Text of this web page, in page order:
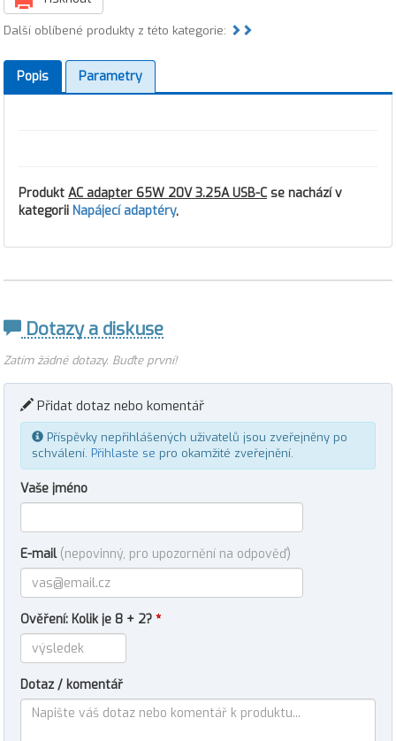
Další oblíbené produkty z této kategorie:
Popis Parametry
Produkt AC adapter 65W 20V 3.25A USB-C se nachází v
kategorii Napájecí adaptéry,
Dotazy a diskuse
Zatím žádné dotazy. Buďte první!
Přidat dotaz nebo komentář
Příspěvky nepřihlášených uživatelů jsou zveřejněny po
schválení. Přihlaste se pro okamžité zveřejnění.
Vaše jméno
E-mail (nepovinný, pro upozornění na odpověď)
Ověření: Kolik je 8 + 2? *
Dotaz / komentář